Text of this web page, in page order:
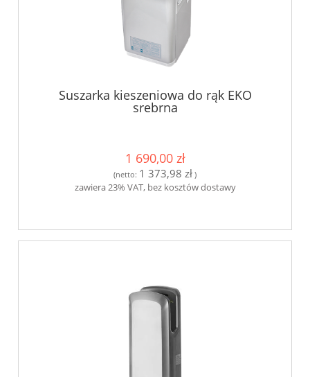
Suszarka kieszeniowa do rąk EKO
srebrna
1 690,00 zł
(netto: 1 373,98 zł )
zawiera 23% VAT, bez kosztów dostawy